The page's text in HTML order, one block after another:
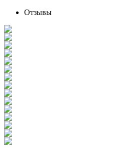
Отзывы